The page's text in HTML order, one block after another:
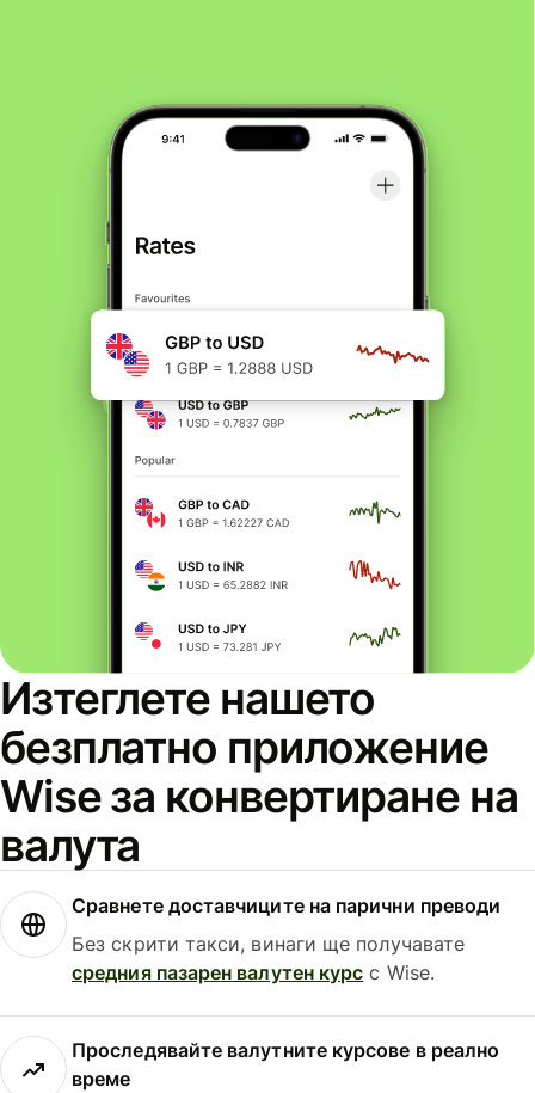
Изтеглете нашето
безплатно приложение
Wise за конвертиране на
валута
Сравнете доставчиците на парични преводи
Без скрити такси, винаги ще получавате
средния пазарен валутен курс с Wise.
Проследявайте валутните курсове в реално
време